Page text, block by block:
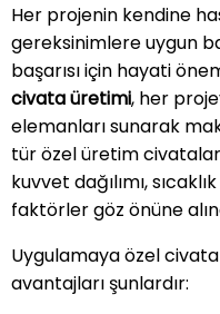
Her projenin kendine
gereksinimlere uygun
başarısı için hayati
civata üretimi, her
elemanları sunarak
tür özel üretim
kuvvet dağılımı,
faktörler göz önüne
Uygulamaya özel
avantajları şunlardır: